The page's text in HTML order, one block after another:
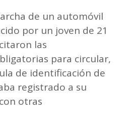
de un automóvil
por un joven de 21
las
para circular,
de identificación de
registrado a su
otras